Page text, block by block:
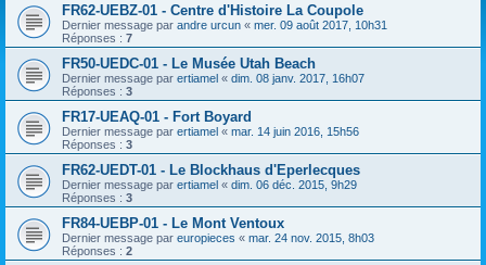
FR62-UEBZ-01 - Centre d'Histoire La Coupole
Dernier message par andre urcun « mer. 09 août 2017, 10h31
Réponses : 7
FR50-UEDC-01 - Le Musée Utah Beach
Dernier message par ertiamel « dim. 08 janv. 2017, 16h07
Réponses : 3
FR17-UEAQ-01 - Fort Boyard
Dernier message par ertiamel « mar. 14 juin 2016, 15h56
Réponses : 3
FR62-UEDT-01 - Le Blockhaus d'Eperlecques
Dernier message par ertiamel « dim. 06 déc. 2015, 9h29
Réponses : 3
FR84-UEBP-01 - Le Mont Ventoux
Dernier message par europieces « mar. 24 nov. 2015, 8h03
Réponses : 2